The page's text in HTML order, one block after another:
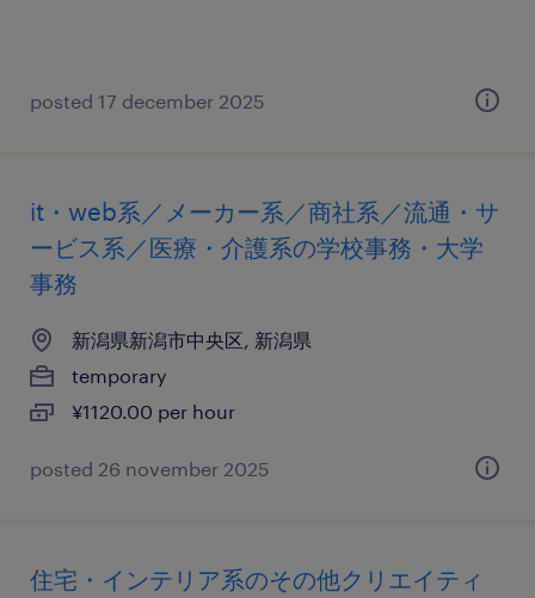
posted 17 december 2025
it・web系／メーカー系／商社系／流通・サ
ービス系／医療・介護系の学校事務・大学
事務
新潟県新潟市中央区, 新潟県
temporary
¥1120.00 per hour
posted 26 november 2025
住宅・インテリア系のその他クリエイティ